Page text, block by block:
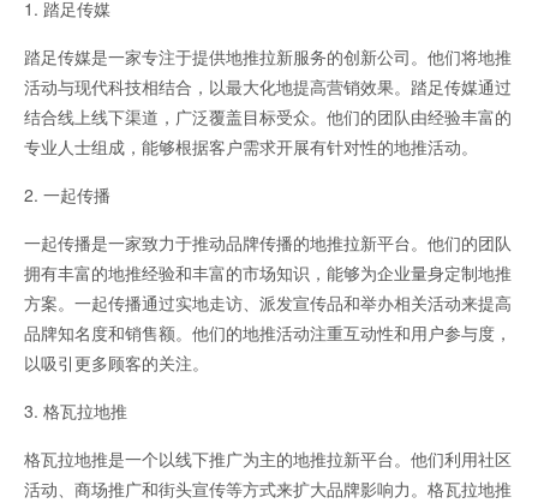
1. 踏足传媒
踏足传媒是一家专注于提供地推拉新服务的创新公司。他们将地推
活动与现代科技相结合，以最大化地提高营销效果。踏足传媒通过
结合线上线下渠道，广泛覆盖目标受众。他们的团队由经验丰富的
专业人士组成，能够根据客户需求开展有针对性的地推活动。
2. 一起传播
一起传播是一家致力于推动品牌传播的地推拉新平台。他们的团队
拥有丰富的地推经验和丰富的市场知识，能够为企业量身定制地推
方案。一起传播通过实地走访、派发宣传品和举办相关活动来提高
品牌知名度和销售额。他们的地推活动注重互动性和用户参与度，
以吸引更多顾客的关注。
3. 格瓦拉地推
格瓦拉地推是一个以线下推广为主的地推拉新平台。他们利用社区
活动、商场推广和街头宣传等方式来扩大品牌影响力。格瓦拉地推